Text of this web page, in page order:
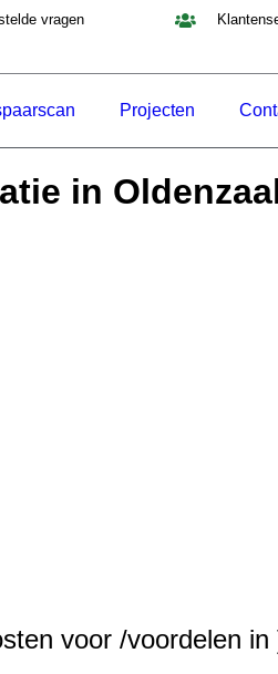
vragen
Projecten
in
voor /voordelen in